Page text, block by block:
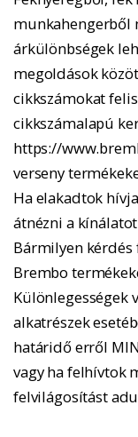
munkahengerből
árkülönbségek
megoldások
cikkszámokat
cikkszámalapú
https://
verseny
Ha elakadtok
átnézni a
Bármilyen
Brembo
Különlegességek
alkatrészek
határidő erről
vagy ha felhívtok
felvilágosítást